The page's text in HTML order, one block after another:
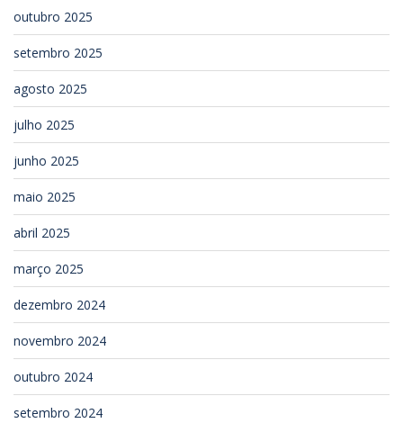
outubro 2025
setembro 2025
agosto 2025
julho 2025
junho 2025
maio 2025
abril 2025
março 2025
dezembro 2024
novembro 2024
outubro 2024
setembro 2024